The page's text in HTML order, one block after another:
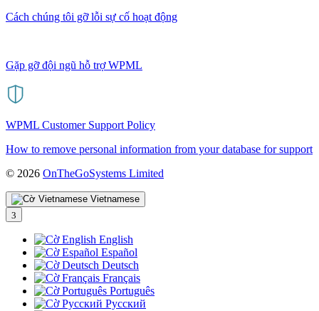
Cách chúng tôi gỡ lỗi sự cố hoạt động
Gặp gỡ đội ngũ hỗ trợ WPML
WPML Customer Support Policy
How to remove personal information from your database for support
© 2026 OnTheGoSystems Limited
Vietnamese
English
Español
Deutsch
Français
Português
Русский